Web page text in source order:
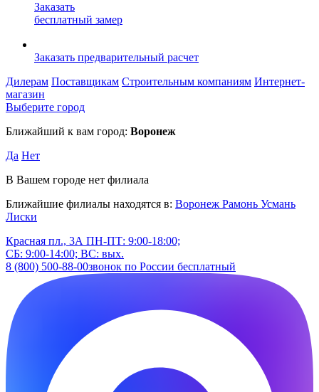
Заказать
бесплатный замер
Заказать предварительный расчет
Дилерам Поставщикам Строительным компаниям Интернет-
магазин
Выберите город
Ближайший к вам город: Воронеж
Да Нет
В Вашем городе нет филиала
Ближайшие филиалы находятся в: Воронеж Рамонь Усмань
Лиски
Красная пл., 3А ПН-ПТ: 9:00-18:00;
СБ: 9:00-14:00; ВС: вых.
8 (800) 500-88-00звонок по России бесплатный